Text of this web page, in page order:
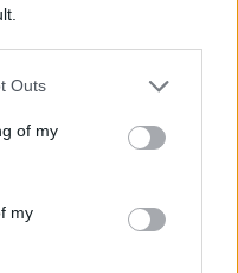
Outs
of my
my
Per convincerlo,
propria versione
SPOSI: